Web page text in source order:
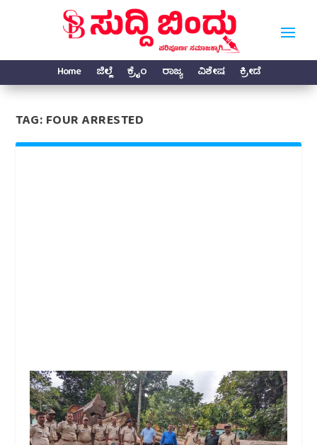
Home ಜಿಲ್ಲೆ ಕ್ರೈಂ ರಾಜ್ಯ ವಿಶೇಷ ಕ್ರೀಡೆ
TAG:FOUR ARRESTED